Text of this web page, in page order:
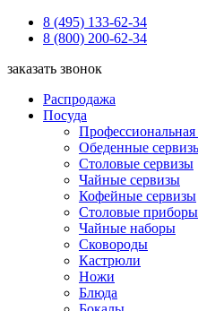
8 (495) 133-62-34
8 (800) 200-62-34
заказать звонок
Распродажа
Посуда
Профессиональная
Обеденные
Столовые сервизы
Чайные сервизы
Кофейные сервизы
Столовые приборы
Чайные наборы
Сковороды
Кастрюли
Ножи
Блюда